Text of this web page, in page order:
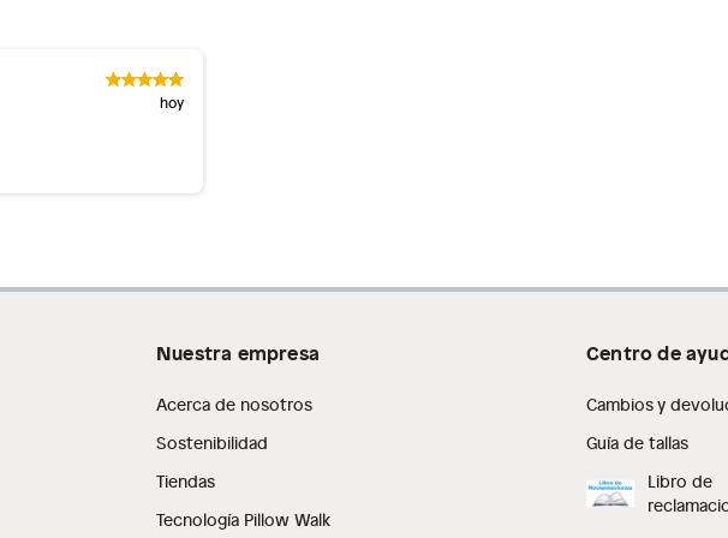
hoy
Nuestra empresa
Acerca de nosotros
Sostenibilidad
Tiendas
Tecnología Pillow Walk
Centro de
Cambios y
Guía de tallas
Libro de